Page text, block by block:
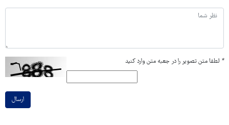
* لطفا متن تصویر را در جعبه متن وارد کنید
ارسال